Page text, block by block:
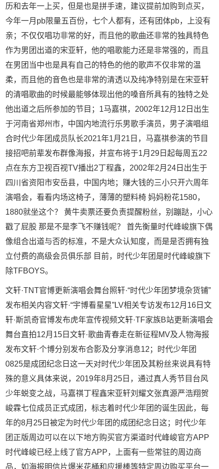
历和去年一上买，但是也是拼手速，建议提前加购到点买，
今年一月pb限量五百份，七个人都有，还有团体pb，上没有
亲；不仅仅唱功非常的好，而且他的歌曲还非常的独具特色
作为男团出道的宋亚轩，他的唱歌能力还是非常强的，而且
在男团当中也是具有自己的特色的他的歌声不仅非常的温
柔，而且他的音色也是非常的清透以及纯净特别是在宋亚轩
的清唱歌曲的时候最能够体现出他的嗓音所具有的独特之处
他出道之后所参加的节目；1马嘉祺，2002年12月12日出生
于河南省郑州市，中国内地流行乐男歌手演员，男子演唱组
合时代少年团成员队长2021年1月21日，马嘉祺参演的节目
接招吧前辈发布群像海报，并宣布将于1月29日起每周五22
点在东方卫视百视TV播出2丁程鑫，2002年2月24日出生于
四川省资阳市安岳县，中国内地；赚大钱的三小只开六周年
演唱会，看看内场这椅子，薄薄的塑料椅 妈妈粉花1580，
1880就坐这个？ 黄牛卖票还要负责提醒粉丝，别蹦跶，小心
戳了屁股 那是不是李飞不赚钱呢？ 首先衡量时代峰峻旗下偶
像组合出道与否的标准，不是大众认知度，而是是否拥有独
立付费的高级会员俱乐部 目前，时代少年团是时代峰峻旗下
除TFBOYS。
文轩·TNT官博更新演唱会舞台照轩·“时代少年团梦境杂货铺”
发布相关内容文轩·“宇博看星星”LV相关专访发布12月16日文
轩·斯凯奇官博发布虎年宣传视频文轩·TF家族B站更新演唱会
舞台直拍12月15日文轩·歌曲青春走在新征程MV及人物海报
发布文轩·个博分别发布合影及分享消息12；时代少年团
0825是成团纪念日这一天对时代少年团及其粉丝来说具有特
殊的意义具体来说，2019年8月25日，通过真人秀节目台风
少年蜕变之战，马嘉祺丁程鑫宋亚轩刘耀文张真源严浩翔贺
峻霖七位成员正式成团，标志着时代少年团的诞生因此，每
年的8月25日被定为时代少年团的成团纪念日这；时代少年
团正版周边可以在以下地方购买官方渠道时代峰峻官方APP
时代峰峻已经上线了官方APP，上面有一些常驻的周边商
品，如海报明信片爆米花桶和应援棒等特定周边购买平台一